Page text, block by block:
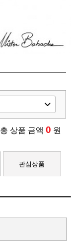
총 상품 금액 0 원
관심상품